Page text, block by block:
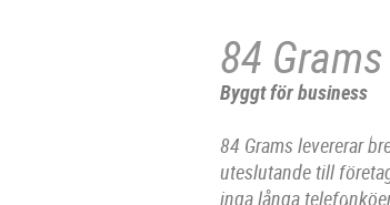
84 Grams
Byggt för business
84 Grams levererar
uteslutande till
inga långa